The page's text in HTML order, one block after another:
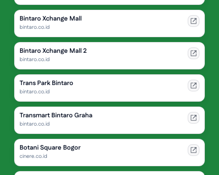
Bintaro Xchange Mall
bintaro.co.id
Bintaro Xchange Mall 2
bintaro.co.id
Trans Park Bintaro
bintaro.co.id
Transmart Bintaro Graha
bintaro.co.id
Botani Square Bogor
cinere.co.id